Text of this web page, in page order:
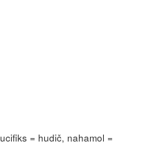
= hudič, nahamol =